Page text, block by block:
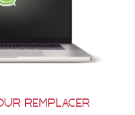
remplacer